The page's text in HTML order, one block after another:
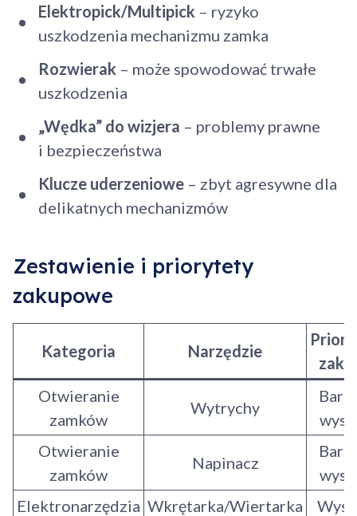
Elektropick/Multipick – ryzyko
uszkodzenia mechanizmu zamka
Rozwierak – może spowodować trwałe
uszkodzenia
„Wędka” do wizjera – problemy prawne
i bezpieczeństwa
Klucze uderzeniowe – zbyt agresywne dla
delikatnych mechanizmów
Zestawienie i priorytety
zakupowe
Kategoria Narzędzie
Otwieranie
zamków
Wytrychy
Otwieranie
zamków
Napinacz
Elektronarzędzia Wkrętarka/Wiertarka